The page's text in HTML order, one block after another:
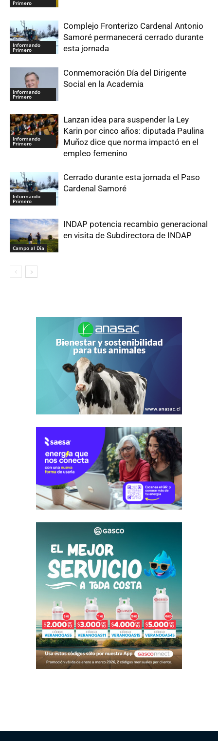
Primero
Informando
Primero
Complejo Fronterizo Cardenal Antonio
Samoré permanecerá cerrado durante
esta jornada
Informando
Primero
Conmemoración Día del Dirigente
Social en la Academia
Informando
Primero
Lanzan idea para suspender la Ley
Karin por cinco años: diputada Paulina
Muñoz dice que norma impactó en el
empleo femenino
Informando
Primero
Cerrado durante esta jornada el Paso
Cardenal Samoré
Campo al Día
INDAP potencia recambio generacional
en visita de Subdirectora de INDAP